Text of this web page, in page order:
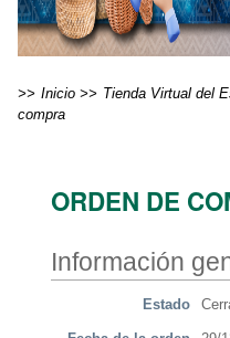
Inicio Tienda Virtual del
compra
ORDEN DE
Información
Estado